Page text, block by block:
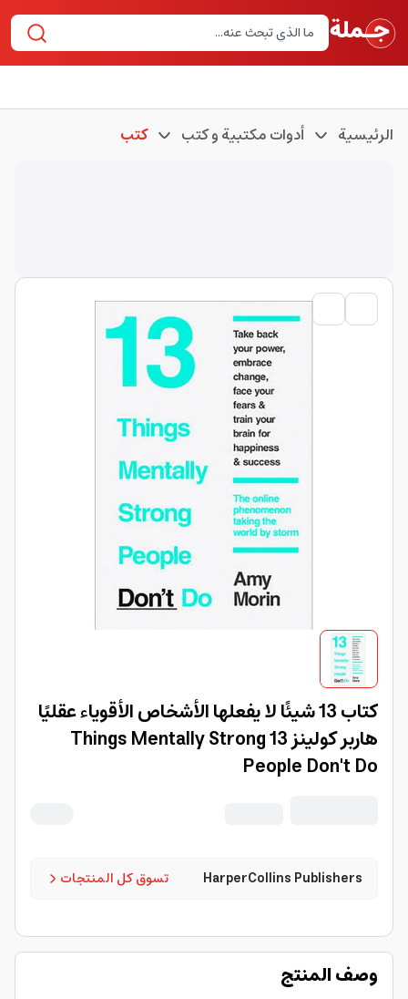
الرئيسية أدوات مكتبية و كتب كتب
كتاب 13 شيئًا لا يفعلها الأشخاص الأقوياء عقليًا
هاربر كولينز 13 Things Mentally Strong
People Don't Do
تسوق كل المنتجات HarperCollins Publishers
وصف المنتج